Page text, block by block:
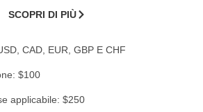
SCOPRI DI PIÙ
CAD, EUR, GBP E CHF
$100
applicabile: $250